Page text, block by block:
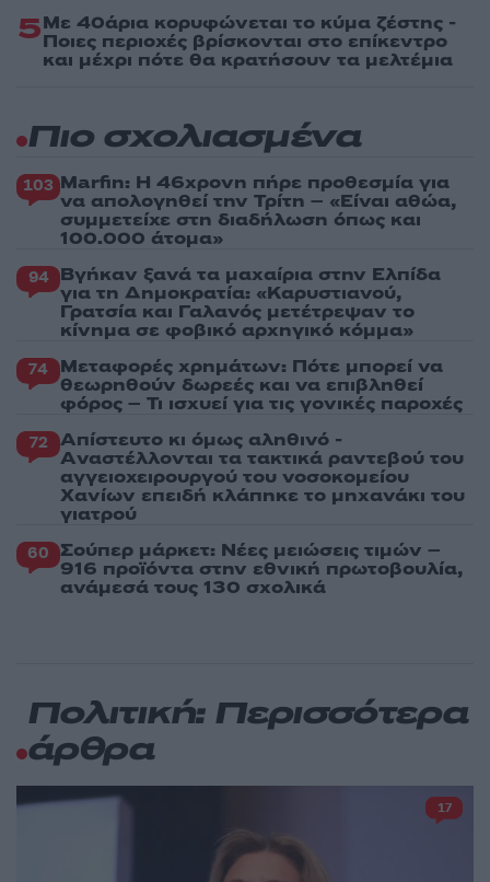
5Με 40άρια κορυφώνεται το κύμα ζέστης -
Ποιες περιοχές βρίσκονται στο επίκεντρο
και μέχρι πότε θα κρατήσουν τα μελτέμια
Πιο σχολιασμένα
103 Marfin: Η 46χρονη πήρε προθεσμία για
να απολογηθεί την Τρίτη – «Είναι αθώα,
συμμετείχε στη διαδήλωση όπως και
100.000 άτομα»
94 Βγήκαν ξανά τα μαχαίρια στην Ελπίδα
για τη Δημοκρατία: «Καρυστιανού,
Γρατσία και Γαλανός μετέτρεψαν το
κίνημα σε φοβικό αρχηγικό κόμμα»
74 Μεταφορές χρημάτων: Πότε μπορεί να
θεωρηθούν δωρεές και να επιβληθεί
φόρος – Τι ισχυεί για τις γονικές παροχές
72 Απίστευτο κι όμως αληθινό -
Aναστέλλονται τα τακτικά ραντεβού του
αγγειοχειρουργού του νοσοκομείου
Χανίων επειδή κλάπηκε το μηχανάκι του
γιατρού
60 Σούπερ μάρκετ: Νέες μειώσεις τιμών –
916 προϊόντα στην εθνική πρωτοβουλία,
ανάμεσά τους 130 σχολικά
Πολιτική: Περισσότερα
άρθρα
17